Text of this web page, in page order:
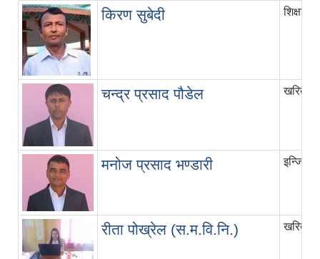
किरण सुबेदी शिक्षा
चन्द्र प्रसाद पौडेल खरिदार
मनोज प्रसाद भण्डारी
रीता पोख्रेल (स.म.वि.नि.) खरिदार